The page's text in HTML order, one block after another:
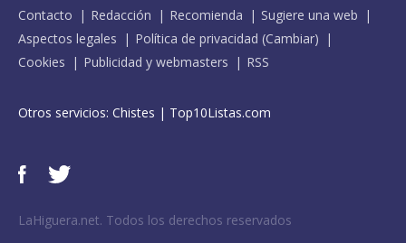
Contacto Redacción Recomienda
Sugiere una web
Aspectos legales
Política de privacidad (Cambiar)
Cookies
Publicidad y webmasters RSS
Otros servicios: Chistes | Top10Listas.com
LaHiguera.net. Todos los derechos reservados